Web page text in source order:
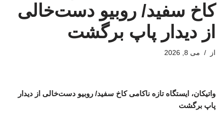
کاخ سفید/ روبیو دست‌خالی
از دیدار پاپ برگشت
از می 8, 2026
واتیکان، ایستگاه تازه ناکامی کاخ سفید/ روبیو دست‌خالی از دیدار
پاپ برگشت